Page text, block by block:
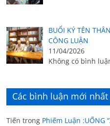
BUỔI KÝ TÊN
CÔNG LUẬN
11/04/2026
Không có bình
Các bình luận mới nhất
Tiến trong Phiếm Luận :UỐNG